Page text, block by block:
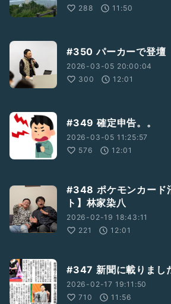
288
11:50
#350 パーカーで登壇
2026-03-05 20:00:04
300
12:01
#349 確定申告。。
2026-03-05 11:25:57
576
12:01
#348 ポケモンカード
ト】林家染八
2026-02-19 18:43:11
221
12:01
#347 新聞に載りまし
2026-02-17 19:11:50
710
11:56